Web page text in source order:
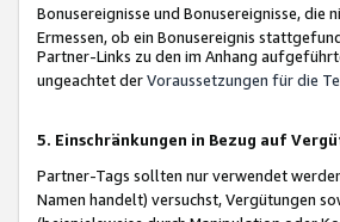
Bonusereignisse und Bonusereignisse,
Ermessen, ob ein Bonusereignis
Partner-Links zu den im Anhang
ungeachtet derVoraussetzungen für die
5. Einschränkungen in Bezug auf
Partner-Tags sollten nur verwendet
Namen handelt) versuchst, Vergütungen